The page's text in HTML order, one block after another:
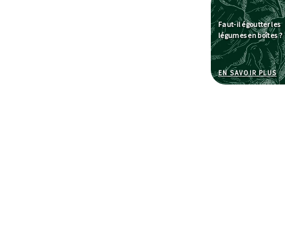
Faut-il égoutter les
légumes en boîtes ?
EN SAVOIR PLUSÀ